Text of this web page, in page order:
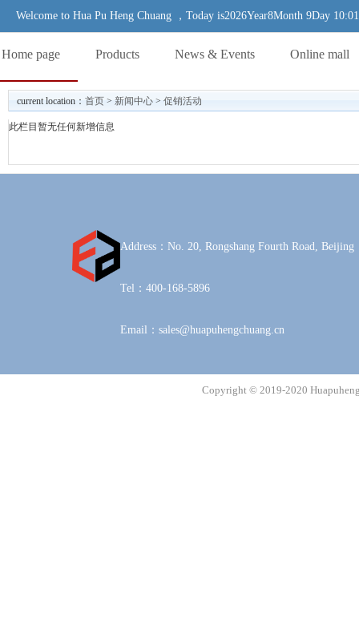
Welcome to Hua Pu Heng Chuang ，Today is2026Year8Month 9Day
Home page Products News & Events Online mall
current location： 首页 > 新闻中心 > 促销活动
此栏目暂无任何新增信息
Address：No. 20, Rongshang Fourth Road, Beijing
Tel：400-168-5896
Email：sales@huapuhengchuang.cn
Copyright © 2019-2020